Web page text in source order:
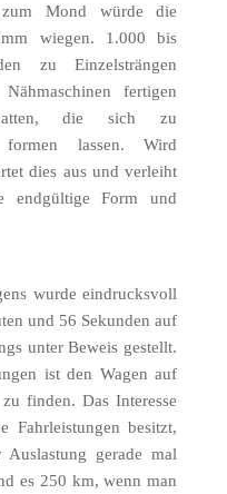
Mond würde die
wiegen. 1.000 bis
zu Einzelsträngen
fertigen
die sich zu
formen lassen. Wird
dies aus und verleiht
endgültige Form und
wurde eindrucksvoll
und 56 Sekunden auf
unter Beweis gestellt.
ist den Wagen auf
finden. Das Interesse
Fahrleistungen besitzt,
gerade mal
es 250 km, wenn man